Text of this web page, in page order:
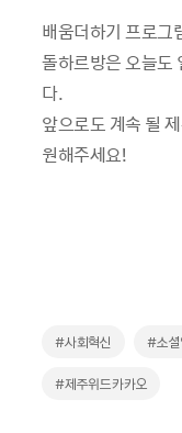
배움더하기 프로그
돌하르방은 오늘도
다.
앞으로도 계속 될
원해주세요!
#사회혁신 #소셜
#제주위드카카오